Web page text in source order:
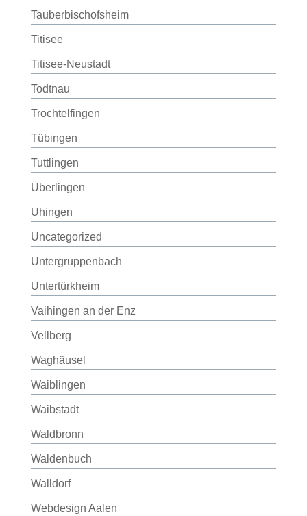
Tauberbischofsheim
Titisee
Titisee-Neustadt
Todtnau
Trochtelfingen
Tübingen
Tuttlingen
Überlingen
Uhingen
Uncategorized
Untergruppenbach
Untertürkheim
Vaihingen an der Enz
Vellberg
Waghäusel
Waiblingen
Waibstadt
Waldbronn
Waldenbuch
Walldorf
Webdesign Aalen